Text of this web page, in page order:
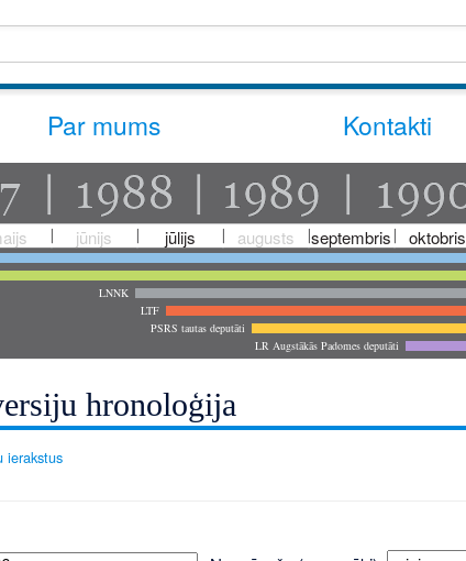
Par mums Kontakti
jūnijs jūlijs augusts septembris oktobris
LNNK
LTF
PSRS tautas deputāti
LR Augstākās Padomes deputāti
hronoloģija
ierakstus